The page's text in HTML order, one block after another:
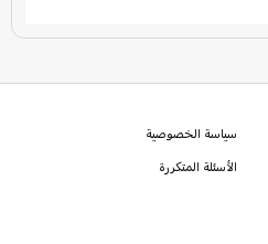
سياسة الخصوصية
الأسئلة المتكررة